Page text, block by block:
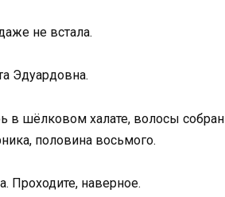
не встала.
Эдуардовна.
в шёлковом халате, волосы
половина восьмого.
Проходите, наверное.